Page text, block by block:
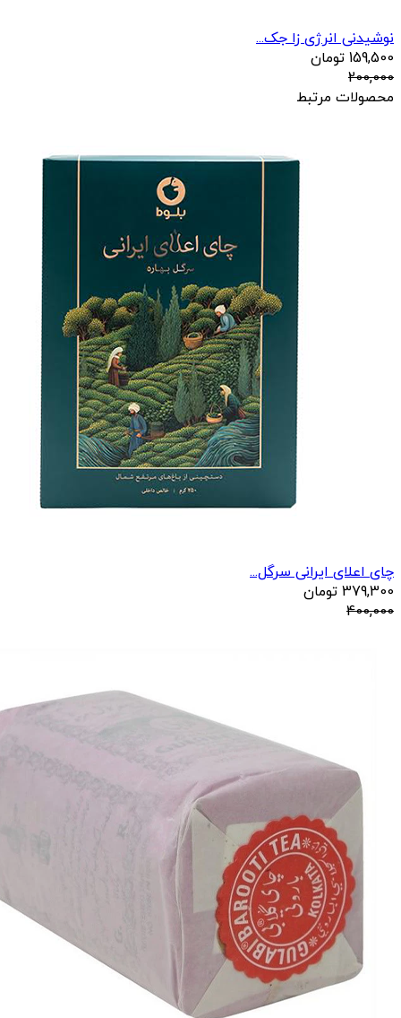
نوشیدنی انرژی زا جک...
159,500 تومان
200,000
محصولات مرتبط
چای اعلای ایرانی سرگل...
379,300 تومان
400,000